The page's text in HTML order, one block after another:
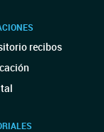
recibos